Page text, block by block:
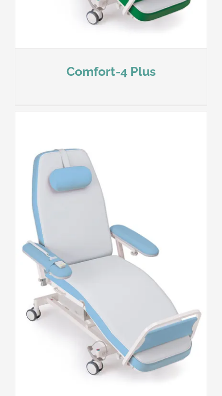
Comfort-4 Plus